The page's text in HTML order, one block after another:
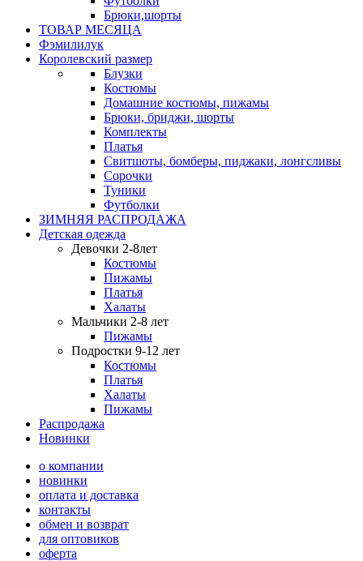
Брюки,шорты
ТОВАР МЕСЯЦА
Фэмилилук
Королевский размер
Блузки
Костюмы
Домашние костюмы, пижамы
Брюки, бриджи, шорты
Комплекты
Платья
Свитшоты, бомберы, пиджаки, лонгсливы
Сорочки
Туники
Футболки
ЗИМНЯЯ РАСПРОДАЖА
Детская одежда
Девочки 2-8лет
Костюмы
Пижамы
Платья
Халаты
Мальчики 2-8 лет
Пижамы
Подростки 9-12 лет
Костюмы
Платья
Халаты
Пижамы
Распродажа
Новинки
о компании
новинки
оплата и доставка
контакты
обмен и возврат
для оптовиков
оферта